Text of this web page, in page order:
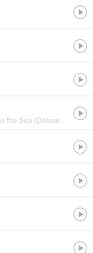
(Deluxe Edition)